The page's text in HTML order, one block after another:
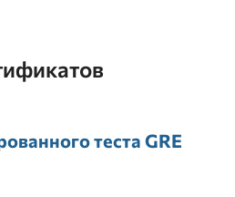
теста GRE